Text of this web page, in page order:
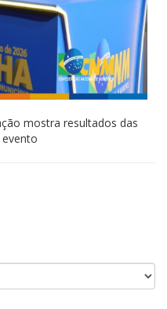
mostra resultados das